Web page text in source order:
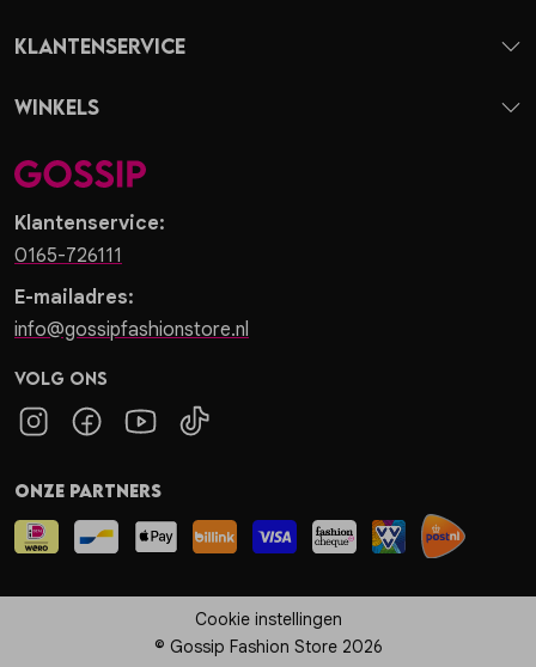
Klantenservice:
0165-726111
E-mailadres:
info@gossipfashionstore.nl
Volg ons
Klantenservice
Winkels
Onze partners
Cookie instellingen
© Gossip Fashion Store 2026